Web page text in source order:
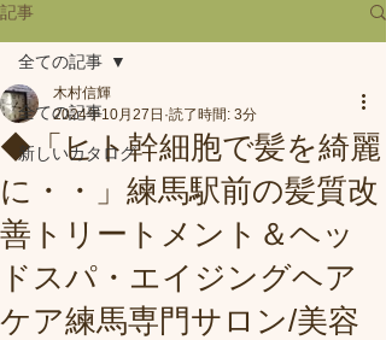
記事
全ての記事
新しいカタログ
全ての記事
◆「ヒト幹細胞で髪を綺麗
に・・」練馬駅前の髪質改
善トリートメント＆ヘッ
ドスパ・エイジングヘア
ケア練馬専門サロン/美容
木村信輝
2024年10月27日 読了時間: 3分